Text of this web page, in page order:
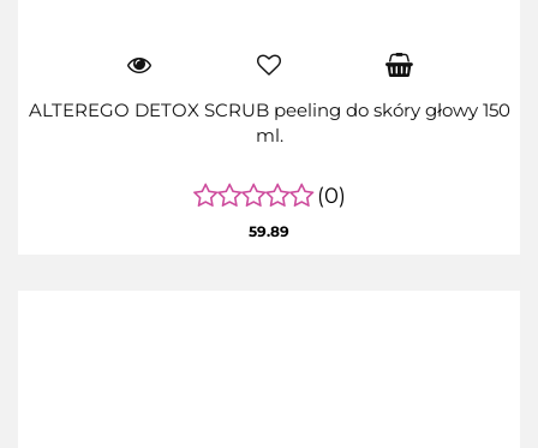
ALTEREGO DETOX SCRUB peeling do skóry głowy 150
ml.
(0)
59.89